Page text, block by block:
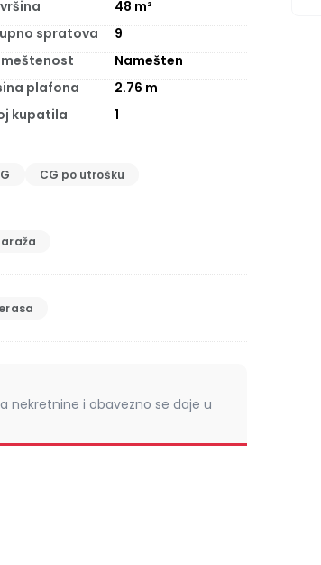
48 m²
spratova
9
Namešten
plafona 2.76 m
kupatila 1
CG po utrošku
nekretnine i obavezno se daje u